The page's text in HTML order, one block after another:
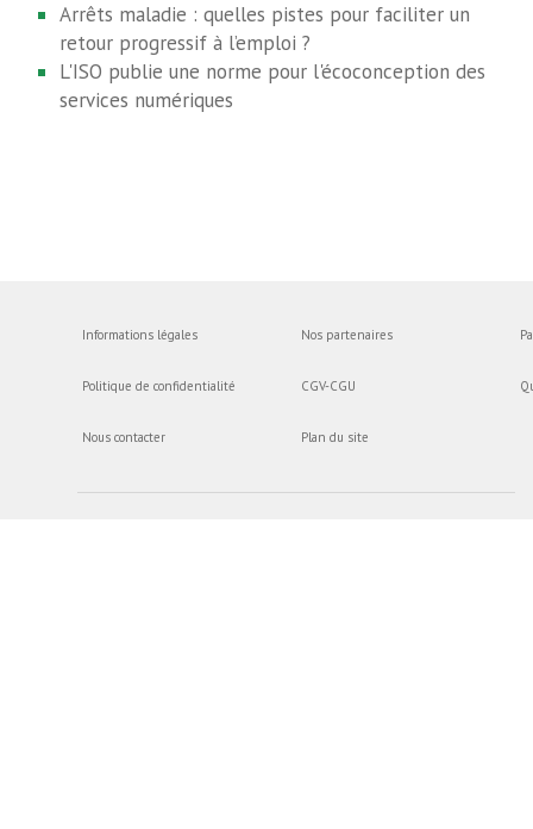
Arrêts maladie : quelles pistes pour faciliter un
retour progressif à l’emploi ?
L'ISO publie une norme pour l'écoconception des
services numériques
Informations légales
Politique de confidentialité
Nous contacter
Nos partenaires
CGV-CGU
Plan du site